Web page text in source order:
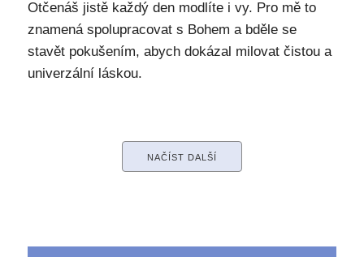
Otčenáš jistě každý den modlíte i vy. Pro mě to
znamená spolupracovat s Bohem a bděle se
stavět pokušením, abych dokázal milovat čistou a
univerzální láskou.
NAČÍST DALŠÍ